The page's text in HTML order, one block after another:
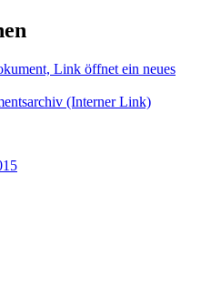
Link öffnet ein neues
(Interner Link)